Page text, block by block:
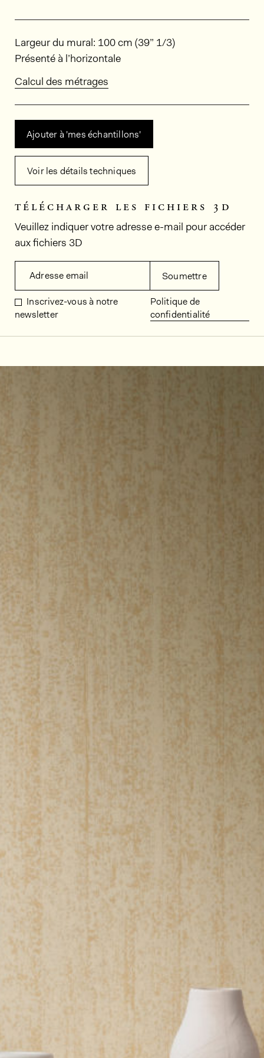
Dimensions
Largeur du mural: 100 cm (39” 1/3)
Présenté à l’horizontale
Calcul des métrages
Ajouter à 'mes échantillons'
Voir les détails techniques
télécharger les fichiers 3d
Veuillez indiquer votre adresse e-mail pour accéder
aux fichiers 3D
Adresse email Soumettre
Inscrivez-vous à notre
newsletter
Politique de
confidentialité